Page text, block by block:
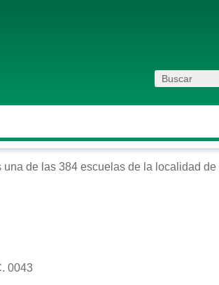
una de las 384 escuelas de la localidad de
0043